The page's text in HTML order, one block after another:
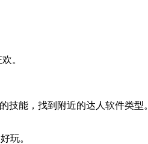
。
技能，找到附近的达人软件类型。
玩。